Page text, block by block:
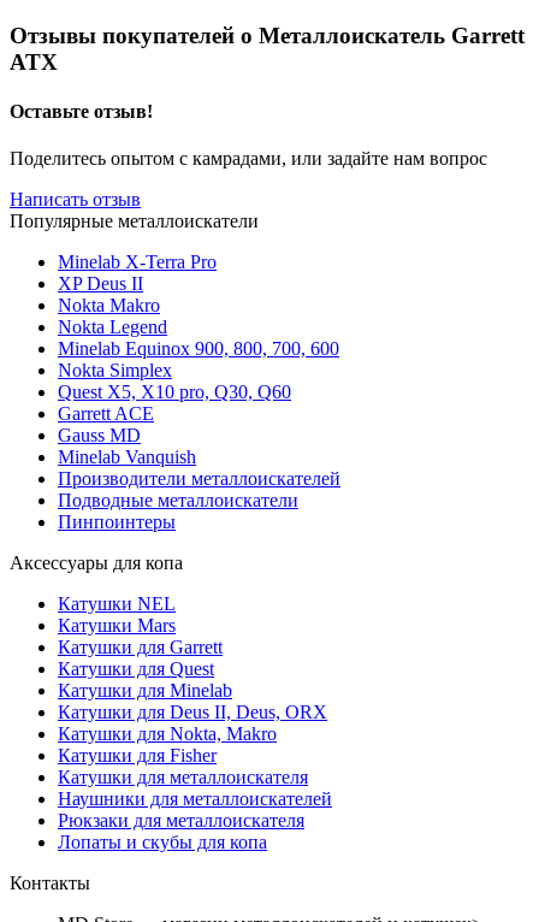
Отзывы покупателей о Металлоискатель Garrett
ATX
Оставьте отзыв!
Поделитесь опытом с камрадами, или задайте нам вопрос
Написать отзыв
Популярные металлоискатели
Minelab X-Terra Pro
XP Deus II
Nokta Makro
Nokta Legend
Minelab Equinox 900, 800, 700, 600
Nokta Simplex
Quest X5, X10 pro, Q30, Q60
Garrett ACE
Gauss MD
Minelab Vanquish
Производители металлоискателей
Подводные металлоискатели
Пинпоинтеры
Аксессуары для копа
Катушки NEL
Катушки Mars
Катушки для Garrett
Катушки для Quest
Катушки для Minelab
Катушки для Deus II, Deus, ORX
Катушки для Nokta, Makro
Катушки для Fisher
Катушки для металлоискателя
Наушники для металлоискателей
Рюкзаки для металлоискателя
Лопаты и скубы для копа
Контакты